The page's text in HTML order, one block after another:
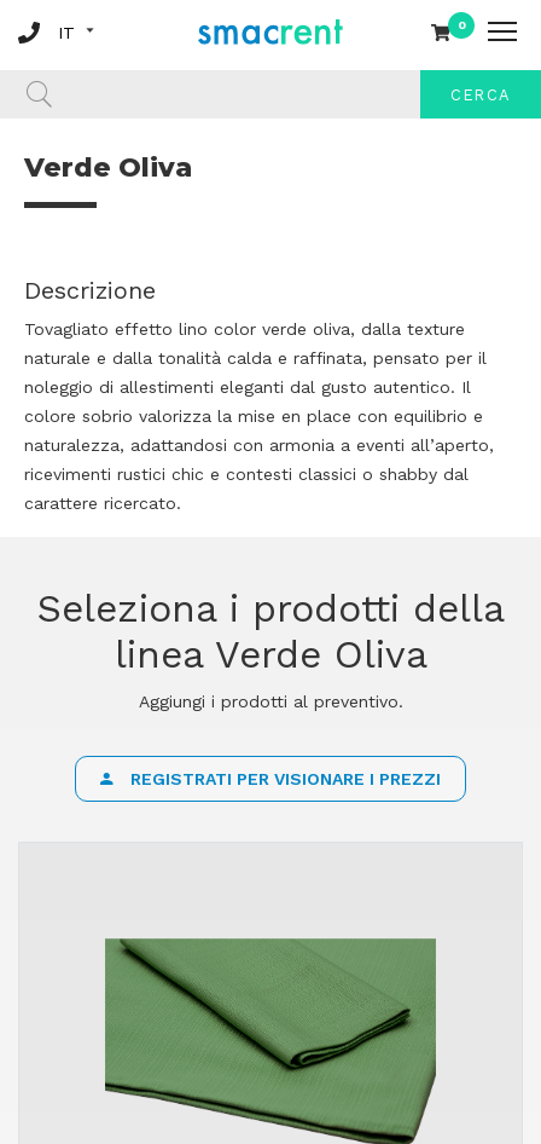
0
CERCA
Verde Oliva
Descrizione
Tovagliato effetto lino color verde oliva, dalla texture
naturale e dalla tonalità calda e raffinata, pensato per il
noleggio di allestimenti eleganti dal gusto autentico. Il
colore sobrio valorizza la mise en place con equilibrio e
naturalezza, adattandosi con armonia a eventi all’aperto,
ricevimenti rustici chic e contesti classici o shabby dal
carattere ricercato.
Seleziona i prodotti della
linea Verde Oliva
Aggiungi i prodotti al preventivo.
REGISTRATI PER VISIONARE I PREZZI